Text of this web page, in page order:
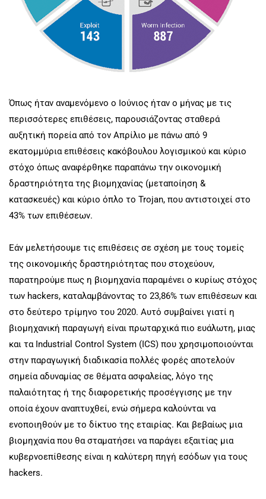
Όπως ήταν αναμενόμενο ο Ιούνιος ήταν ο μήνας με τις
περισσότερες επιθέσεις, παρουσιάζοντας σταθερά
αυξητική πορεία από τον Απρίλιο με πάνω από 9
εκατομμύρια επιθέσεις κακόβουλου λογισμικού και κύριο
στόχο όπως αναφέρθηκε παραπάνω την οικονομική
δραστηριότητα της βιομηχανίας (μεταποίηση &
κατασκευές) και κύριο όπλο το Trojan, που αντιστοιχεί στο
43% των επιθέσεων.
Εάν μελετήσουμε τις επιθέσεις σε σχέση με τους τομείς
της οικονομικής δραστηριότητας που στοχεύουν,
παρατηρούμε πως η βιομηχανία παραμένει ο κυρίως στόχος
των hackers, καταλαμβάνοντας το 23,86% των επιθέσεων και
στο δεύτερο τρίμηνο του 2020. Αυτό συμβαίνει γιατί η
βιομηχανική παραγωγή είναι πρωταρχικά πιο ευάλωτη, μιας
και τα Industrial Control System (ICS) που χρησιμοποιούνται
στην παραγωγική διαδικασία πολλές φορές αποτελούν
σημεία αδυναμίας σε θέματα ασφαλείας, λόγο της
παλαιότητας ή της διαφορετικής προσέγγισης με την
οποία έχουν αναπτυχθεί, ενώ σήμερα καλούνται να
ενοποιηθούν με το δίκτυο της εταιρίας. Και βεβαίως μια
βιομηχανία που θα σταματήσει να παράγει εξαιτίας μια
κυβερνοεπίθεσης είναι η καλύτερη πηγή εσόδων για τους
hackers.